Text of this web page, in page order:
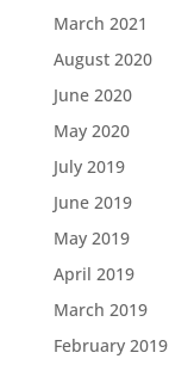
March 2021
August 2020
June 2020
May 2020
July 2019
June 2019
May 2019
April 2019
March 2019
February 2019